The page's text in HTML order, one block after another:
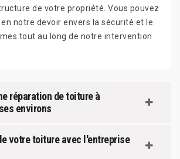
de votre propriété. Vous pouvez
notre devoir envers la sécurité et le
tout au long de notre intervention
réparation de toiture à
environs
votre toiture avec l'entreprise